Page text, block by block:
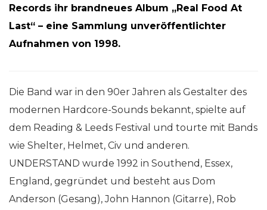
Records ihr brandneues Album „Real Food At
Last“ – eine Sammlung unveröffentlichter
Aufnahmen von 1998.
Die Band war in den 90er Jahren als Gestalter des
modernen Hardcore-Sounds bekannt, spielte auf
dem Reading & Leeds Festival und tourte mit Bands
wie Shelter, Helmet, Civ und anderen.
UNDERSTAND wurde 1992 in Southend, Essex,
England, gegründet und besteht aus Dom
Anderson (Gesang), John Hannon (Gitarre), Rob